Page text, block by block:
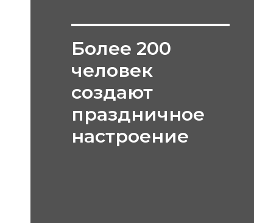
Более 200
человек
создают
праздничное
настроение